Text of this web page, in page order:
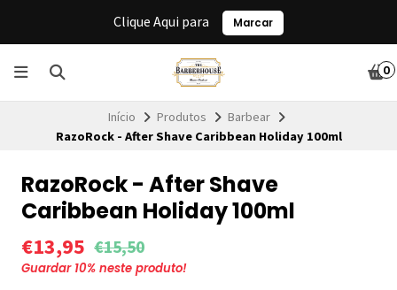
Clique Aqui para Marcar
0
Início Produtos
Barbear
RazoRock - After Shave Caribbean Holiday 100ml
RazoRock - After Shave
Caribbean Holiday 100ml
€13,95 €15,50
Guardar 10% neste produto!